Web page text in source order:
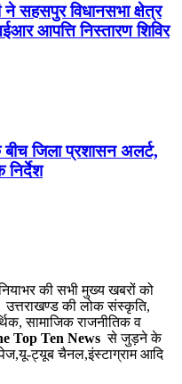
ने सहसपुर विधानसभा क्षेत्र
आपत्ति निस्तारण शिविर
बीच जिला प्रशासन अलर्ट,
निर्देश
की सभी मुख्य खबरों को
उत्तराखण्ड की लोक संस्कृति,
सामाजिक राजनीतिक व
Top Ten News से जुड़ने के
ट्यूब चैनल,इंस्टाग्राम आदि